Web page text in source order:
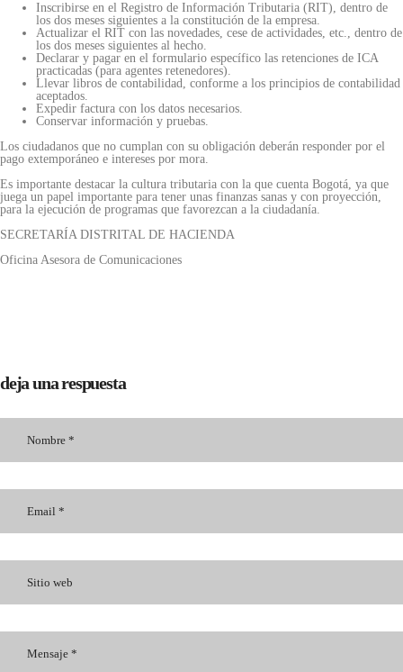
Inscribirse en el Registro de Información Tributaria (RIT), dentro de
los dos meses siguientes a la constitución de la empresa.
Actualizar el RIT con las novedades, cese de actividades, etc., dentro de
los dos meses siguientes al hecho.
Declarar y pagar en el formulario específico las retenciones de ICA
practicadas (para agentes retenedores).
Llevar libros de contabilidad, conforme a los principios de contabilidad
aceptados.
Expedir factura con los datos necesarios.
Conservar información y pruebas.
Los ciudadanos que no cumplan con su obligación deberán responder por el
pago extemporáneo e intereses por mora.
Es importante destacar la cultura tributaria con la que cuenta Bogotá, ya que
juega un papel importante para tener unas finanzas sanas y con proyección,
para la ejecución de programas que favorezcan a la ciudadanía.
SECRETARÍA DISTRITAL DE HACIENDA
Oficina Asesora de Comunicaciones
deja una respuesta